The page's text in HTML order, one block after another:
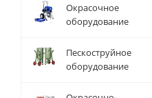
Окрасочное
оборудование
Пескоструйное
оборудование